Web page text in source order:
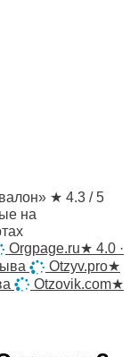
★ 4.3 / 5
на
Orgpage.ru★ 4.0 ·
Otzyv.pro★
Otzovik.com★